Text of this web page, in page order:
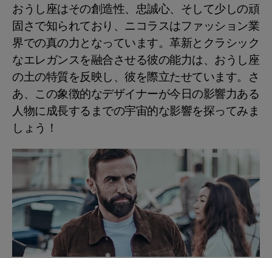
おうし座はその創造性、忠誠心、そして少しの頑
固さで知られており、ニコラスはファッション業
界での真の力となっています。革新とクラシック
なエレガンスを融合させる彼の能力は、おうし座
の土の特質を反映し、彼を際立たせています。さ
あ、この象徴的なデザイナーが今日の影響力ある
人物に成長するまでの宇宙的な影響を探ってみま
しょう！